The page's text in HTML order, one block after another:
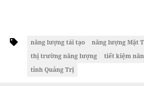
năng lượng tái tạo
năng lượng Mặt
thị trường năng lượng
tiết kiệm
tỉnh Quảng Trị